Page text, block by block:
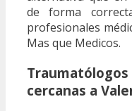
de forma
profesionales
Mas que Medicos.
cercanas a